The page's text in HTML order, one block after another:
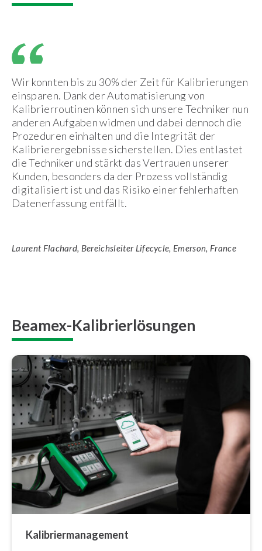
Wir konnten bis zu 30% der Zeit für Kalibrierungen
einsparen. Dank der Automatisierung von
Kalibrierroutinen können sich unsere Techniker nun
anderen Aufgaben widmen und dabei dennoch die
Prozeduren einhalten und die Integrität der
Kalibrierergebnisse sicherstellen. Dies entlastet
die Techniker und stärkt das Vertrauen unserer
Kunden, besonders da der Prozess vollständig
digitalisiert ist und das Risiko einer fehlerhaften
Datenerfassung entfällt.
Laurent Flachard, Bereichsleiter Lifecycle, Emerson, France
Beamex-Kalibrierlösungen
Ka­li­brier­ma­nage­ment